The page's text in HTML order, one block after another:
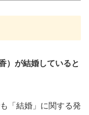
）が結婚していると
「結婚」に関する発